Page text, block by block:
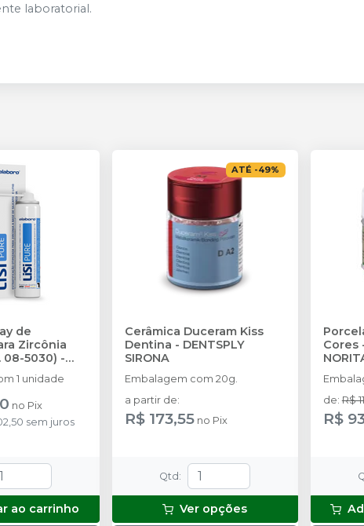
laboratorial.
de
Zircônia
(Ref. 08-5030) -
1 unidade
no Pix
sem juros
ao carrinho
ATÉ -49%
Cerâmica Duceram Kiss
Dentina - DENTSPLY
SIRONA
Embalagem com 20g.
a partir de:
R$ 173,55 no Pix
Qtd :
Ver opções
Cores
de:R$
R$